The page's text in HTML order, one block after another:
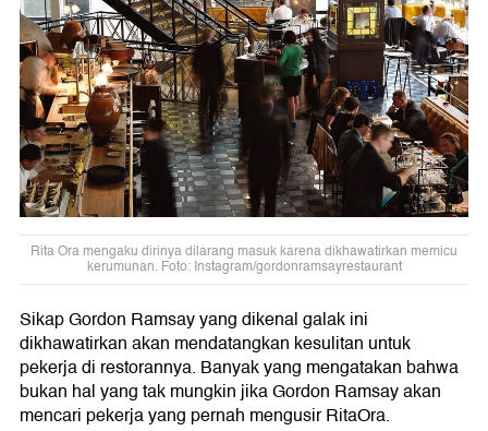
Rita Ora mengaku dirinya dilarang masuk karena dikhawatirkan memicu
kerumunan. Foto: Instagram/gordonramsayrestaurant
Sikap Gordon Ramsay yang dikenal galak ini
dikhawatirkan akan mendatangkan kesulitan untuk
pekerja di restorannya. Banyak yang mengatakan bahwa
bukan hal yang tak mungkin jika Gordon Ramsay akan
mencari pekerja yang pernah mengusir RitaOra.